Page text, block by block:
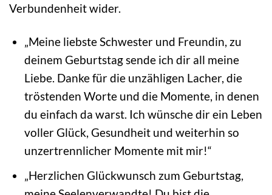
Verbundenheit wider.
„Meine liebste Schwester und Freundin, zu
deinem Geburtstag sende ich dir all meine
Liebe. Danke für die unzähligen Lacher, die
tröstenden Worte und die Momente, in denen
du einfach da warst. Ich wünsche dir ein Leben
voller Glück, Gesundheit und weiterhin so
unzertrennlicher Momente mit mir!“
„Herzlichen Glückwunsch zum Geburtstag,